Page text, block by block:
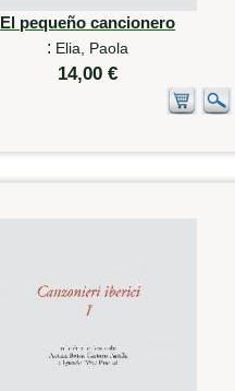
El pequeño cancionero
: Elia, Paola
14,00 €